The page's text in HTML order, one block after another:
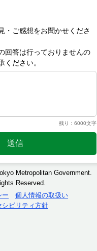
・ご感想をお聞かせくださ
回答は行っておりませんの
残り：6000文字
送信
Metropolitan Government.
Reserved.
ー
個人情報の取扱い
シビリティ方針